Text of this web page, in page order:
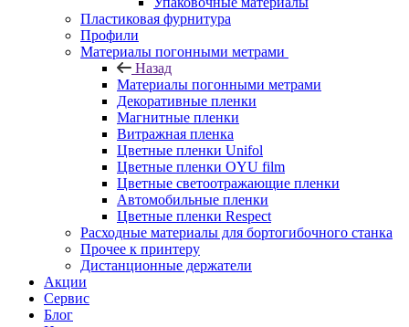
Пластиковая фурнитура
Профили
Материалы погонными метрами
Назад
Материалы погонными метрами
Декоративные пленки
Магнитные пленки
Витражная пленка
Цветные пленки Unifol
Цветные пленки OYU film
Цветные светоотражающие пленки
Автомобильные пленки
Цветные пленки Respect
Расходные материалы для бортогибочного станка
Прочее к принтеру
Дистанционные держатели
Акции
Сервис
Блог